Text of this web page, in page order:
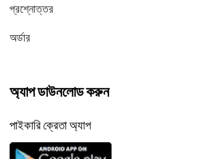
প্রশ্নোত্তর
অর্ডার
অ্যাপ ডাউনলোড করুন
পাইকারি ক্রেতা অ্যাপ